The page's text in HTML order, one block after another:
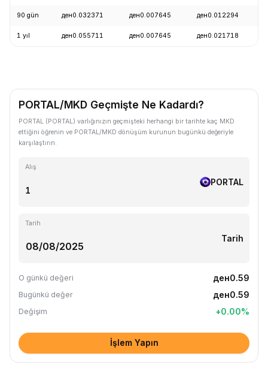
90 gün ден0.032371 ден0.007645 ден0.012294
1 yıl ден0.055711 ден0.007645 ден0.021718
PORTAL/MKD Geçmişte Ne Kadardı?
PORTAL (PORTAL) varlığınızın geçmişteki herhangi bir tarihte kaç MKD
ettiğini öğrenin ve PORTAL/MKD dönüşüm kurunun bugünkü değeriyle
karşılaştırın.
Alış
PORTAL
Tarih
Tarih
O günkü değeri ден0.59
Bugünkü değer ден0.59
Değişim +0.00%
İşlem Yapın